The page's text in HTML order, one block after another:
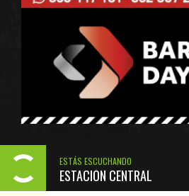
ESTÁS ESCUCHANDO
ESTACIÓN CENTRAL